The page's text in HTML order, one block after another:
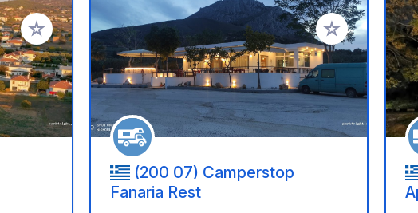
Voeg toe aan je favorieten Voeg toe aan je
(200 07) Camperstop
Fanaria Rest